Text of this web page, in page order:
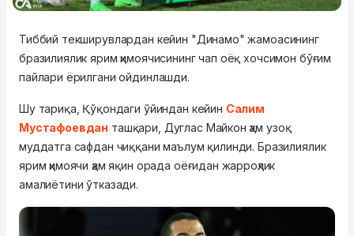
Тиббий текширувлардан кейин "Динамо" жамоасининг
бразилиялик ярим ҳимоячисининг чап оёқ хочсимон бўғим
пайлари ёрилгани ойдинлашди.
Шу тариқа, Қўқондаги ўйиндан кейин Салим
Мустафоевдан ташқари, Дуглас Майкон ҳам узоқ
муддатга сафдан чиққани маълум қилинди. Бразилиялик
ярим ҳимоячи ҳам яқин орада оёғидан жарроҳлик
амалиётини ўтказади.